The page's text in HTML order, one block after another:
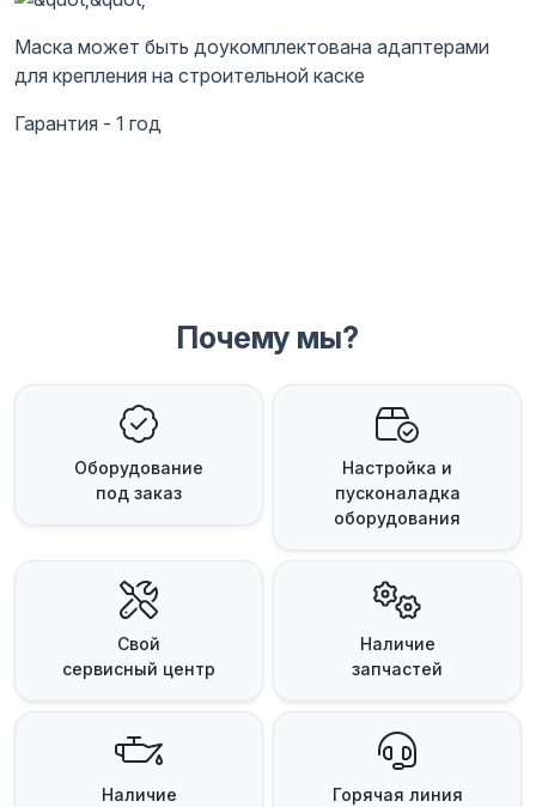
Маска может быть доукомплектована адаптерами
для крепления на строительной каске
Гарантия - 1 год
Почему мы?
Оборудование
под заказ
Настройка и
пусконаладка
оборудования
Свой
сервисный центр
Наличие
запчастей
Наличие
Горячая линия